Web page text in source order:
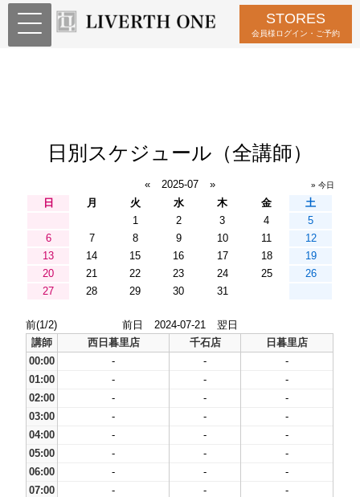
STORES
会員様ログイン・ご予約
日別スケジュール（全講師）
« 2025-07 » » 今日
日 月 火 水 木 金
土
1
2 3 4
5
6
7 8 9 10 11
12
13
14 15 16 17 18
19
20
21 22 23 24 25
26
27
28 29 30 31
前(1/2) 前日 2024-07-21
翌日
講師
西日暮里店 千石店
日暮里店
00:00
- -
-
01:00
- -
-
02:00
- -
-
03:00
- -
-
04:00
- -
-
05:00
- -
-
06:00
- -
-
07:00
- -
-